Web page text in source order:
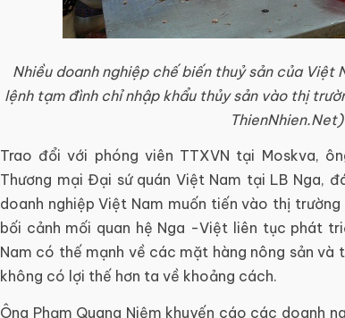
Nhiều doanh nghiệp chế biến thuỷ sản của Việt
lệnh tạm đình chỉ nhập khẩu thủy sản vào thị
ThienNhien.Net)
Trao đổi với phóng viên TTXVN tại Moskva,
Thương mại Đại sứ quán Việt Nam tại LB Nga,
doanh nghiệp Việt Nam muốn tiến vào thị
bối cảnh mối quan hệ Nga -Việt liên tục phát
Nam có thế mạnh về các mặt hàng nông sản và
không có lợi thế hơn ta về khoảng cách.
Ông Phạm Quang Niệm khuyến cáo các doanh